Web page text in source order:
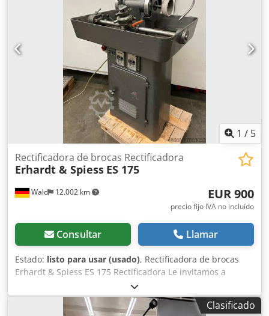
1 / 5
Wald 12.002 km
Rectificadora de brocas Rectificadora
Erhardt & Spiess ES 175
EUR 900
precio fijo IVA no incluído
Consultar Llamar
Estado: listo para usar (usado), Rectificadora de brocas
Erhardt & Spiess ES 175 Rectificadora Le invitamos a
visitarnos para una inspección. También podemos
organizarle un transportista económico. ¡organizado para
usted! Dkjdju Hhtqopfx Af Tsr Recibirá la facturaClasificado